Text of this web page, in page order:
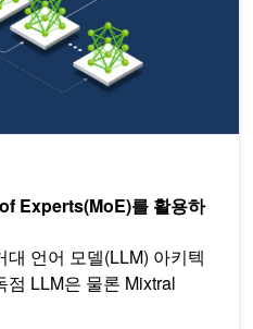
Experts(MoE)를 활용하
언어 모델(LLM) 아키텍
점 LLM은 물론 Mixtral